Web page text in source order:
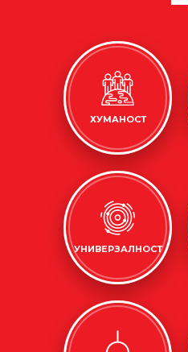
ХУМАНОСТ
УНИВЕРЗАЛНОСТ